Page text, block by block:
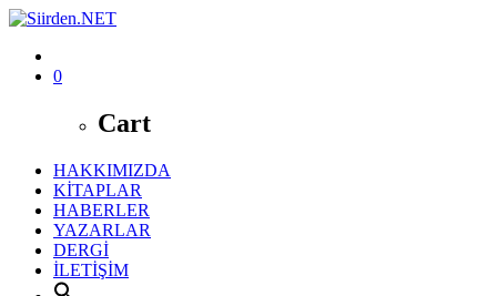
0
Cart
HAKKIMIZDA
KİTAPLAR
HABERLER
YAZARLAR
DERGİ
İLETİŞİM